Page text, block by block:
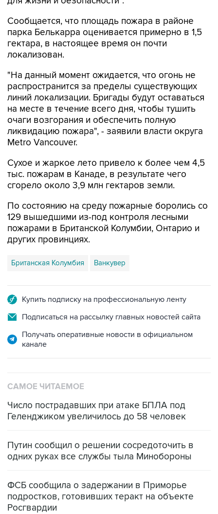
Сообщается, что площадь пожара в районе
парка Белькарра оценивается примерно в 1,5
гектара, в настоящее время он почти
локализован.
"На данный момент ожидается, что огонь не
распространится за пределы существующих
линий локализации. Бригады будут оставаться
на месте в течение всего дня, чтобы тушить
очаги возгорания и обеспечить полную
ликвидацию пожара", - заявили власти округа
Metro Vancouver.
Сухое и жаркое лето привело к более чем 4,5
тыс. пожарам в Канаде, в результате чего
сгорело около 3,9 млн гектаров земли.
По состоянию на среду пожарные боролись со
129 вышедшими из-под контроля лесными
пожарами в Британской Колумбии, Онтарио и
других провинциях.
Британская Колумбия Ванкувер
Купить подписку на профессиональную ленту
Подписаться на рассылку главных новостей сайта
Получать оперативные новости в официальном
канале
САМОЕ ЧИТАЕМОЕ
Число пострадавших при атаке БПЛА под
Геленджиком увеличилось до 58 человек
Путин сообщил о решении сосредоточить в
одних руках все службы тыла Минобороны
ФСБ сообщила о задержании в Приморье
подростков, готовивших теракт на объекте
Росгвардии